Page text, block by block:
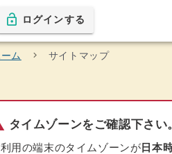
lock_open ログインする
ム chevron_right サイトマップ
タイムゾーンをご確認下さい
用の端末のタイムゾーンが 日本